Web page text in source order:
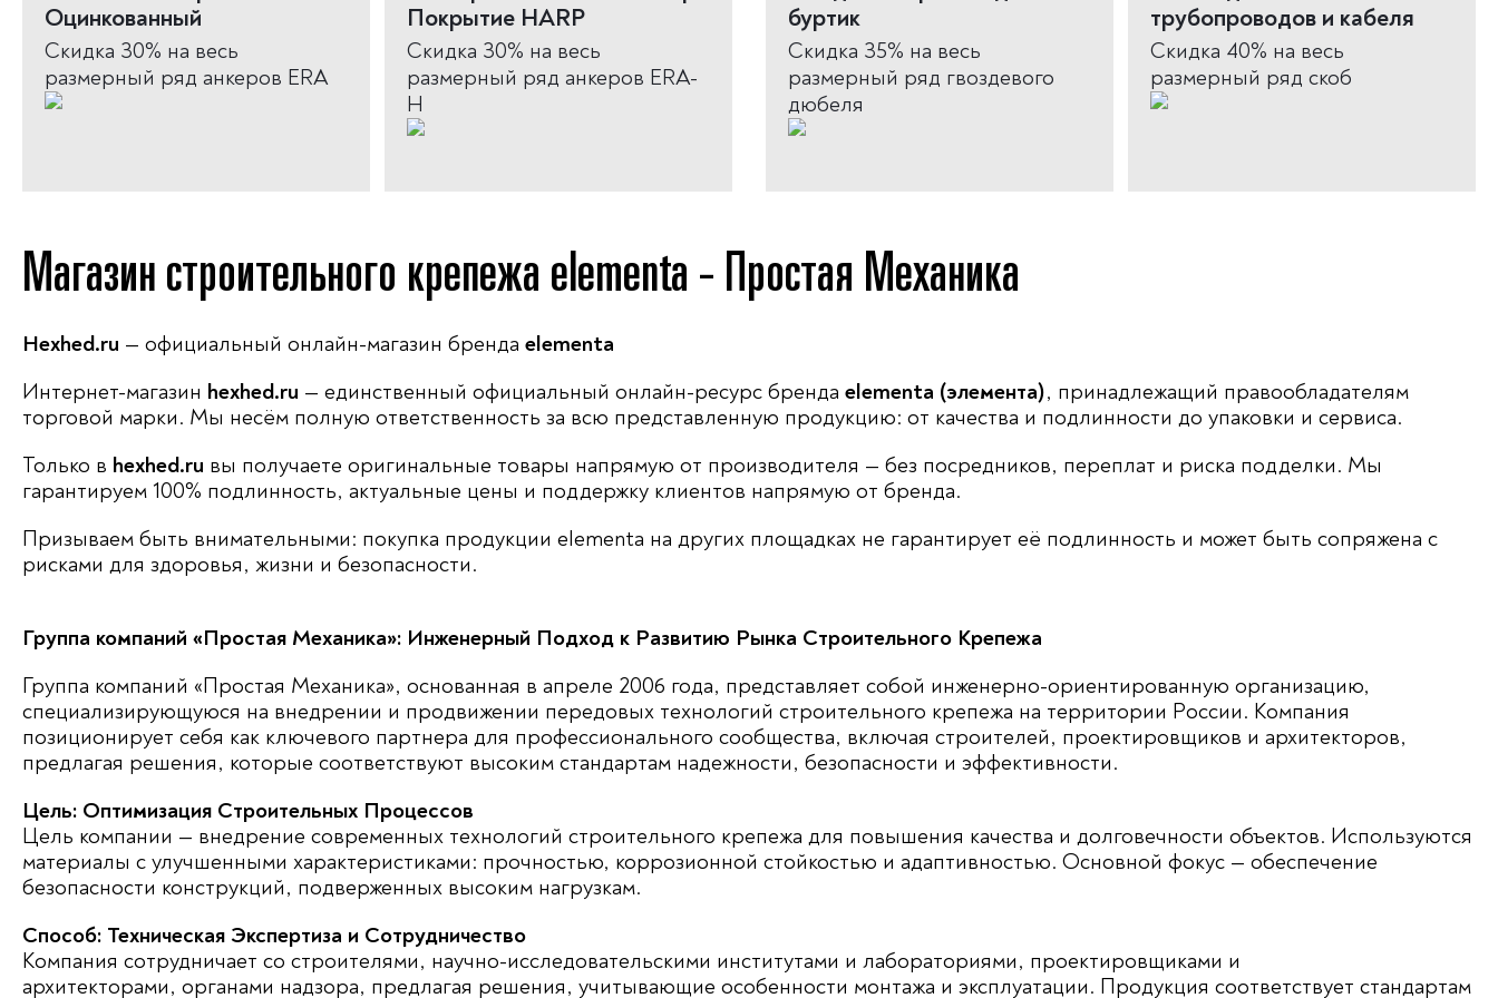
Оцинкованный
Скидка 30% на весь
размерный ряд анкеров ERA
Покрытие HARP
Скидка 30% на весь
размерный ряд анкеров ERA-
H
буртик
Скидка 35% на весь
размерный ряд гвоздевого
дюбеля
трубопроводов и кабеля
Скидка 40% на весь
размерный ряд скоб
Магазин строительного крепежа elementa - Простая Механика
Hexhed.ru — официальный онлайн-магазин бренда elementa
Интернет-магазин hexhed.ru — единственный официальный онлайн-ресурс бренда elementa (элемента), принадлежащий правообладателям
торговой марки. Мы несём полную ответственность за всю представленную продукцию: от качества и подлинности до упаковки и сервиса.
Только в hexhed.ru вы получаете оригинальные товары напрямую от производителя — без посредников, переплат и риска подделки. Мы
гарантируем 100% подлинность, актуальные цены и поддержку клиентов напрямую от бренда.
Призываем быть внимательными: покупка продукции elementa на других площадках не гарантирует её подлинность и может быть сопряжена с
рисками для здоровья, жизни и безопасности.
Группа компаний «Простая Механика»: Инженерный Подход к Развитию Рынка Строительного Крепежа
Группа компаний «Простая Механика», основанная в апреле 2006 года, представляет собой инженерно-ориентированную организацию,
специализирующуюся на внедрении и продвижении передовых технологий строительного крепежа на территории России. Компания
позиционирует себя как ключевого партнера для профессионального сообщества, включая строителей, проектировщиков и архитекторов,
предлагая решения, которые соответствуют высоким стандартам надежности, безопасности и эффективности.
Цель: Оптимизация Строительных Процессов
Цель компании — внедрение современных технологий строительного крепежа для повышения качества и долговечности объектов. Используются
материалы с улучшенными характеристиками: прочностью, коррозионной стойкостью и адаптивностью. Основной фокус — обеспечение
безопасности конструкций, подверженных высоким нагрузкам.
Способ: Техническая Экспертиза и Сотрудничество
Компания сотрудничает со строителями, научно-исследовательскими институтами и лабораториями, проектировщиками и
архитекторами, органами надзора, предлагая решения, учитывающие особенности монтажа и эксплуатации. Продукция соответствует стандартам